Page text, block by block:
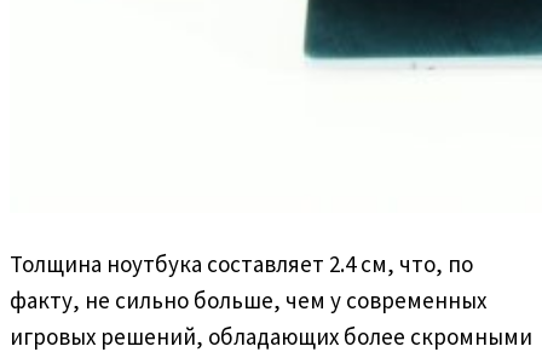
Толщина ноутбука составляет 2.4 см, что, по
факту, не сильно больше, чем у современных
игровых решений, обладающих более скромными